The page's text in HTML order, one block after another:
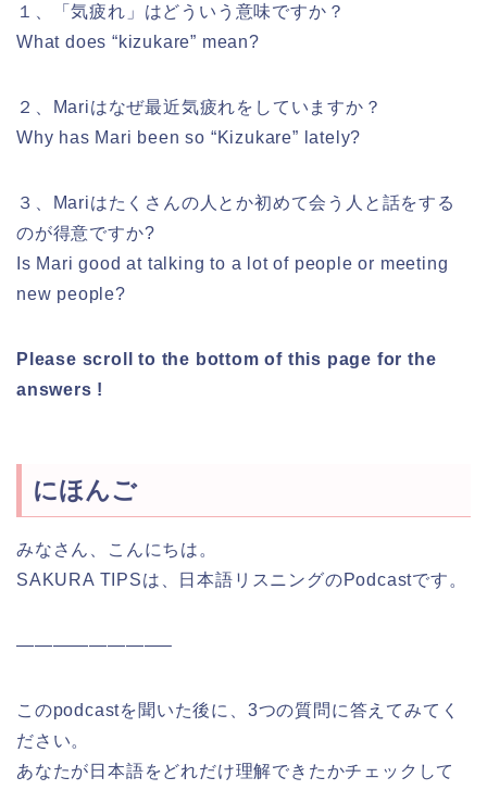
１、「気疲れ」はどういう意味ですか？
What does “kizukare” mean?
２、Mariはなぜ最近気疲れをしていますか？
Why has Mari been so “Kizukare” lately?
３、Mariはたくさんの人とか初めて会う人と話をする
のが得意ですか?
Is Mari good at talking to a lot of people or meeting
new people?
Please scroll to the bottom of this page for the
answers !
にほんご
みなさん、こんにちは。
SAKURA TIPSは、日本語リスニングのPodcastです。
————————–
このpodcastを聞いた後に、3つの質問に答えてみてく
ださい。
あなたが日本語をどれだけ理解できたかチェックして